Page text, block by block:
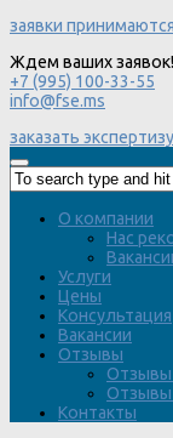
заявки
Ждем ваших заявок!
+7 (995) 100-33-55
info@fse.ms
заказать экспертизу
О компании
Нас
Услуги
Цены
Консультация
Вакансии
Отзывы
Отзывы
Отзывы
Контакты